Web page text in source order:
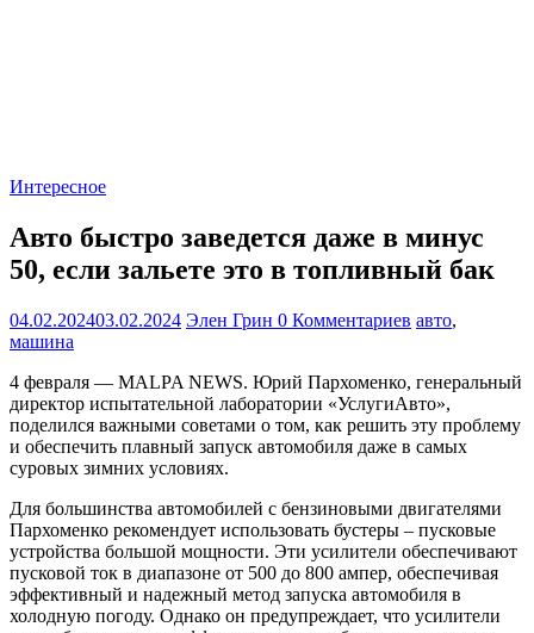
Интересное
Авто быстро заведется даже в минус
50, если зальете это в топливный бак
04.02.202403.02.2024 Элен Грин 0 Комментариев авто,
машина
4 февраля — MALPA NEWS. Юрий Пархоменко, генеральный
директор испытательной лаборатории «УслугиАвто»,
поделился важными советами о том, как решить эту проблему
и обеспечить плавный запуск автомобиля даже в самых
суровых зимних условиях.
Для большинства автомобилей с бензиновыми двигателями
Пархоменко рекомендует использовать бустеры – пусковые
устройства большой мощности. Эти усилители обеспечивают
пусковой ток в диапазоне от 500 до 800 ампер, обеспечивая
эффективный и надежный метод запуска автомобиля в
холодную погоду. Однако он предупреждает, что усилители